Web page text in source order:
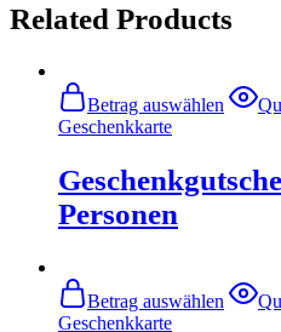
Related Products
Betrag auswählen
Geschenkkarte
Personen
Betrag auswählen
Geschenkkarte